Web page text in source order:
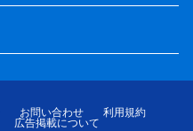
お問い合わせ
利用規約
広告掲載について